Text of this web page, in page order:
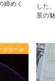
締めく
した
景の
ガポール